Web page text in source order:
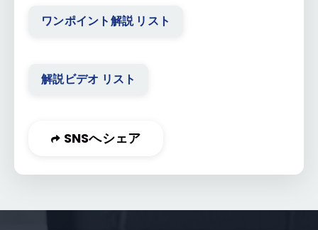
ワンポイント解説 リスト
解説ビデオ リスト
SNSへシェア